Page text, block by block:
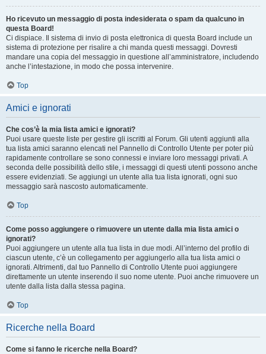
Ho ricevuto un messaggio di posta indesiderata o spam da qualcuno in
questa Board!
Ci dispiace. Il sistema di invio di posta elettronica di questa Board include un
sistema di protezione per risalire a chi manda questi messaggi. Dovresti
mandare una copia del messaggio in questione all’amministratore, includendo
anche l’intestazione, in modo che possa intervenire.
Top
Amici e ignorati
Che cos’è la mia lista amici e ignorati?
Puoi usare queste liste per gestire gli iscritti al Forum. Gli utenti aggiunti alla
tua lista amici saranno elencati nel Pannello di Controllo Utente per poter più
rapidamente controllare se sono connessi e inviare loro messaggi privati. A
seconda delle possibilità dello stile, i messaggi di questi utenti possono anche
essere evidenziati. Se aggiungi un utente alla tua lista ignorati, ogni suo
messaggio sarà nascosto automaticamente.
Top
Come posso aggiungere o rimuovere un utente dalla mia lista amici o
ignorati?
Puoi aggiungere un utente alla tua lista in due modi. All’interno del profilo di
ciascun utente, c’è un collegamento per aggiungerlo alla tua lista amici o
ignorati. Altrimenti, dal tuo Pannello di Controllo Utente puoi aggiungere
direttamente un utente inserendo il suo nome utente. Puoi anche rimuovere un
utente dalla lista dalla stessa pagina.
Top
Ricerche nella Board
Come si fanno le ricerche nella Board?